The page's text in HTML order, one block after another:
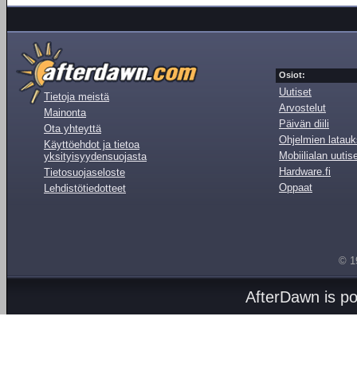
Tietoja meistä
Mainonta
Ota yhteyttä
Käyttöehdot ja tietoa
yksityisyydensuojasta
Tietosuojaseloste
Lehdistötiedotteet
Osiot:
Uutiset
Arvostelut
Päivän diili
Ohjelmien
Mobiilialan
Hardware.fi
Oppaat
©
AfterDawn is